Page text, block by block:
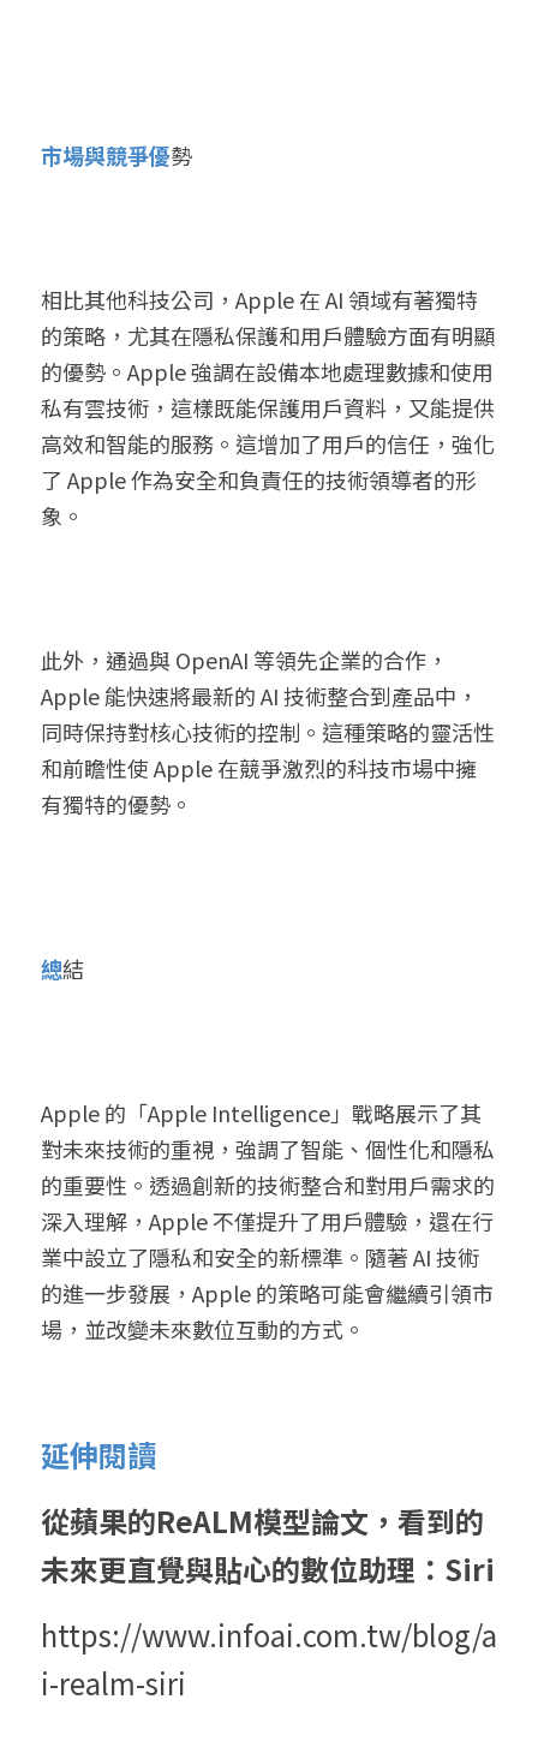
市場與競爭優勢
相比其他科技公司，Apple 在 AI 領域有著獨特
的策略，尤其在隱私保護和用戶體驗方面有明顯
的優勢。Apple 強調在設備本地處理數據和使用
私有雲技術，這樣既能保護用戶資料，又能提供
高效和智能的服務。這增加了用戶的信任，強化
了 Apple 作為安全和負責任的技術領導者的形
象。
此外，通過與 OpenAI 等領先企業的合作，
Apple 能快速將最新的 AI 技術整合到產品中，
同時保持對核心技術的控制。這種策略的靈活性
和前瞻性使 Apple 在競爭激烈的科技市場中擁
有獨特的優勢。
總結
Apple 的「Apple Intelligence」戰略展示了其
對未來技術的重視，強調了智能、個性化和隱私
的重要性。透過創新的技術整合和對用戶需求的
深入理解，Apple 不僅提升了用戶體驗，還在行
業中設立了隱私和安全的新標準。隨著 AI 技術
的進一步發展，Apple 的策略可能會繼續引領市
場，並改變未來數位互動的方式。
延伸閱讀
從蘋果的ReALM模型論文，看到的
未來更直覺與貼心的數位助理：Siri
https://www.infoai.com.tw/blog/a
i-realm-siri